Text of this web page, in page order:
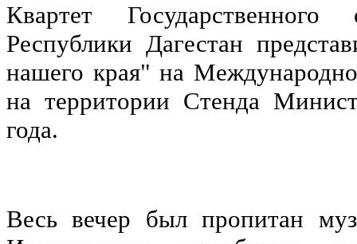
Квартет
Республики Дагестан
нашего края" на
на территории Стенда
года.
Весь вечер был пропитан